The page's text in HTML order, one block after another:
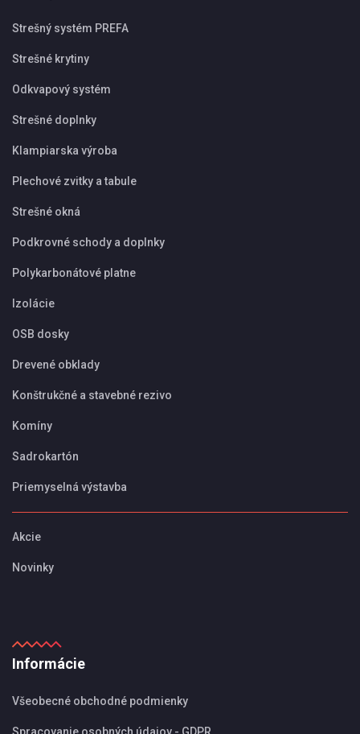
Strešný systém PREFA
Strešné krytiny
Odkvapový systém
Strešné doplnky
Klampiarska výroba
Plechové zvitky a tabule
Strešné okná
Podkrovné schody a doplnky
Polykarbonátové platne
Izolácie
OSB dosky
Drevené obklady
Konštrukčné a stavebné rezivo
Komíny
Sadrokartón
Priemyselná výstavba
Akcie
Novinky
Informácie
Všeobecné obchodné podmienky